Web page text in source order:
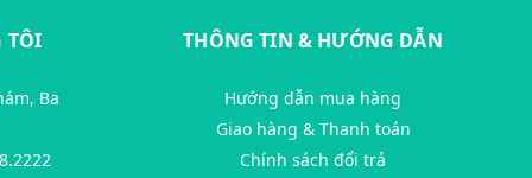
TÔI
Ba
THÔNG TIN & HƯỚNG DẪN
Hướng dẫn mua hàng
Giao hàng & Thanh toán
Chính sách đổi trả